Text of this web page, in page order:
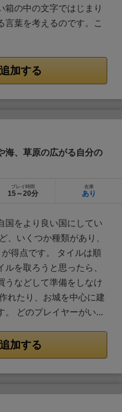
箱の中の文字ではじまり
言葉を考えるのです。こ
加する
海、草原の広がる自分の
プレイ時間
15～20分
在庫
あり
国をより良い国にしてい
、いくつか種類があり、
得点です。 タイルは順
を取ろうと思ったら、
うなどして準備をしなけ
れたり、お城を中心に建
。 どのプレイヤーがい...
加する